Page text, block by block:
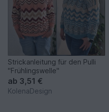
Strickanleitung für den Pulli
"Frühlingswelle"
ab 3,51 €
KolenaDesign